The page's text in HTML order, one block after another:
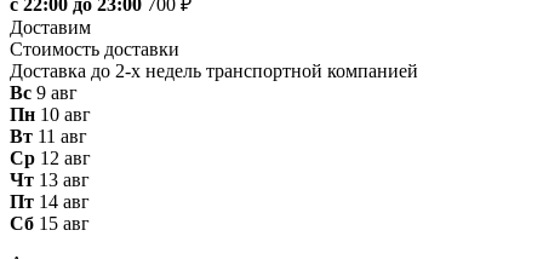
с 22:00 до 23:00 700 ₽
Доставим
Стоимость доставки
Доставка до 2-х недель транспортной компанией
Вс 9 авг
Пн 10 авг
Вт 11 авг
Ср 12 авг
Чт 13 авг
Пт 14 авг
Сб 15 авг